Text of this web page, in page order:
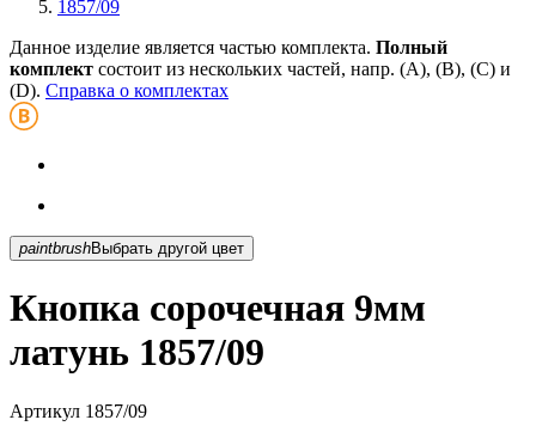
1857/09
Данное изделие является частью комплекта. Полный
комплект состоит из нескольких частей, напр. (А), (B), (С) и
(D). Справка о комплектах
paintbrush Выбрать другой цвет
Кнопка сорочечная 9мм
латунь 1857/09
Артикул 1857/09